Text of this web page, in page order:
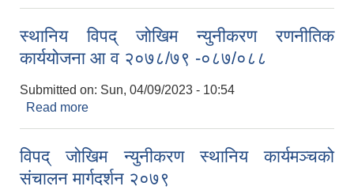
स्थानिय विपद् जोखिम न्युनीकरण रणनीतिक
कार्ययोजना आ व २०७८/७९ -०८७/०८८
Submitted on: Sun, 04/09/2023 - 10:54
Read more
विपद् जोखिम न्युनीकरण स्थानिय कार्यमञ्चको
संचालन मार्गदर्शन २०७९